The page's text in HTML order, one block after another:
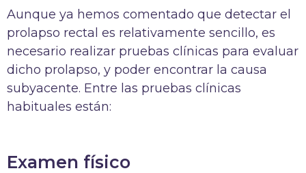
Aunque ya hemos comentado que detectar el
prolapso rectal es relativamente sencillo, es
necesario realizar pruebas clínicas para evaluar
dicho prolapso, y poder encontrar la causa
subyacente. Entre las pruebas clínicas
habituales están:
Examen físico